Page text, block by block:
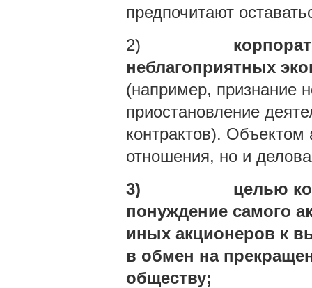
предпочитают
2)
неблагоприятных
(например, признание
приостановление
контрактов).
отношения, но и
3) целью
понуждение самого
иных акционеров к
в обмен на
обществу;